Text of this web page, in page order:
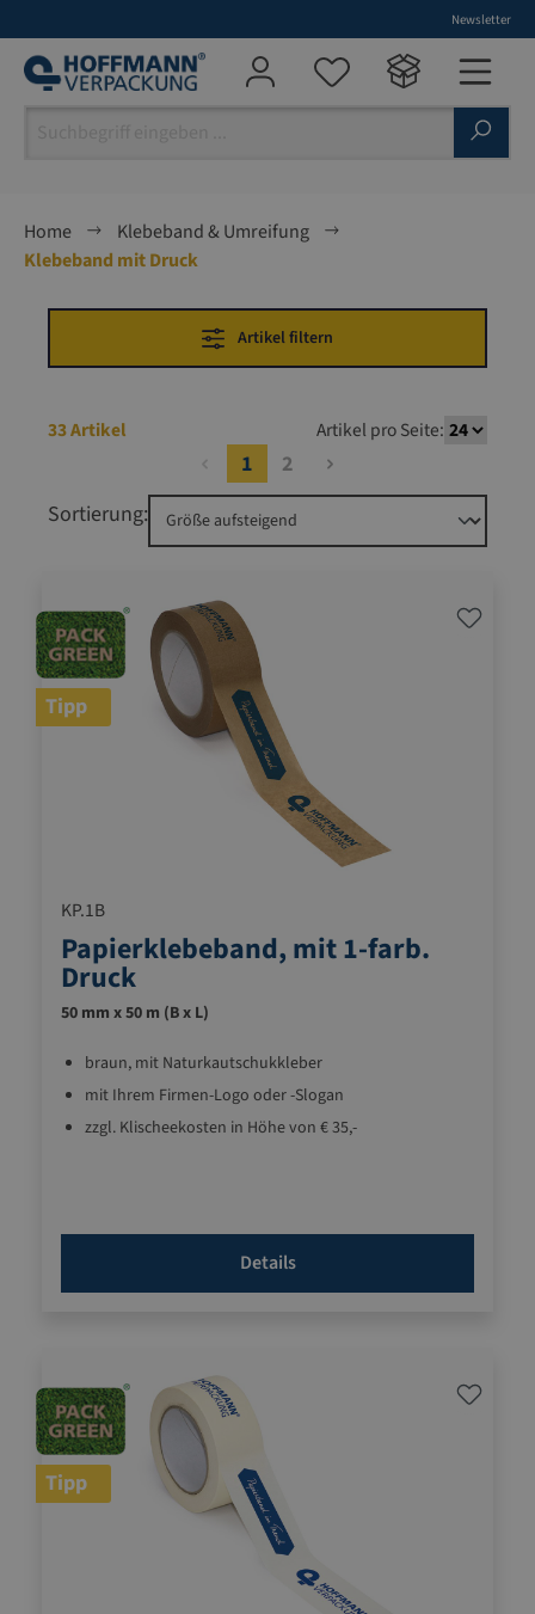
Newsletter
Home
Klebeband & Umreifung
Klebeband mit Druck
Artikel filtern
33 Artikel Artikel pro Seite:
1
2
Sortierung:
Tipp
KP.1B
Papierklebeband, mit 1-farb.
Druck
50 mm x 50 m (B x L)
braun, mit Naturkautschukkleber
mit Ihrem Firmen-Logo oder -Slogan
zzgl. Klischeekosten in Höhe von € 35,-
Details
Tipp